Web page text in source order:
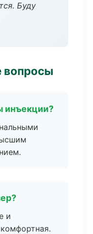
Буду
вопросы
инъекции?
и